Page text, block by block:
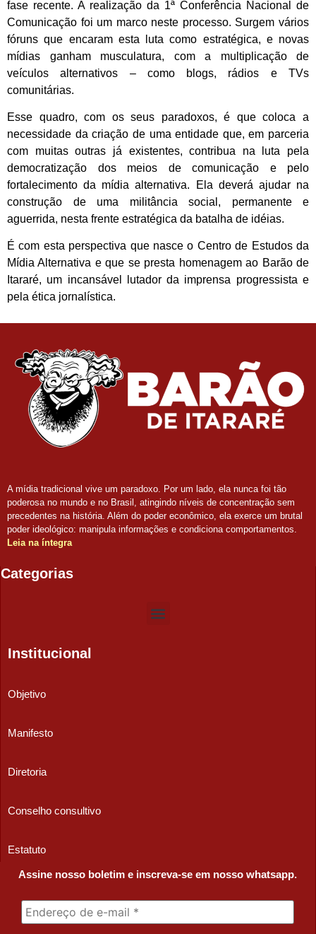
fase recente. A realização da 1ª Conferência Nacional de
Comunicação foi um marco neste processo. Surgem vários
fóruns que encaram esta luta como estratégica, e novas
mídias ganham musculatura, com a multiplicação de
veículos alternativos – como blogs, rádios e TVs
comunitárias.
Esse quadro, com os seus paradoxos, é que coloca a
necessidade da criação de uma entidade que, em parceria
com muitas outras já existentes, contribua na luta pela
democratização dos meios de comunicação e pelo
fortalecimento da mídia alternativa. Ela deverá ajudar na
construção de uma militância social, permanente e
aguerrida, nesta frente estratégica da batalha de idéias.
É com esta perspectiva que nasce o Centro de Estudos da
Mídia Alternativa e que se presta homenagem ao Barão de
Itararé, um incansável lutador da imprensa progressista e
pela ética jornalística.
A mídia tradicional vive um paradoxo. Por um lado, ela nunca foi tão
poderosa no mundo e no Brasil, atingindo níveis de concentração sem
precedentes na história. Além do poder econômico, ela exerce um brutal
poder ideológico: manipula informações e condiciona comportamentos.
Leia na íntegra
Categorias
Institucional
Objetivo
Manifesto
Diretoria
Conselho consultivo
Estatuto
Assine nosso boletim e inscreva-se em nosso whatsapp.